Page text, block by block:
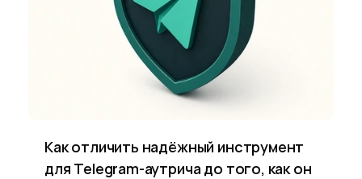
Как отличить надёжный инструмент
для Telegram-аутрича до того, как он